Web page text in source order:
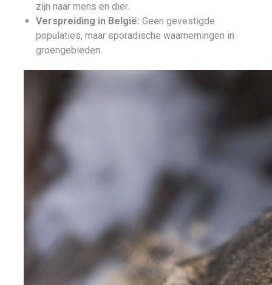
zijn naar mens en dier.
Verspreiding in België: Geen gevestigde
populaties, maar sporadische waarnemingen in
groengebieden.